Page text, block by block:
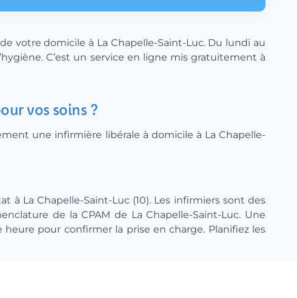
votre domicile à La Chapelle-Saint-Luc. Du lundi au
C’est un service en ligne mis gratuitement à
vos soins ?
une infirmière libérale à domicile à La Chapelle-
à La Chapelle-Saint-Luc (10). Les infirmiers sont des
de la CPAM de La Chapelle-Saint-Luc. Une
pour confirmer la prise en charge. Planifiez les